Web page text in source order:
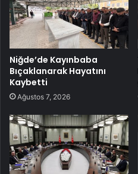
Niğde’de Kayınbaba
Bıçaklanarak Hayatını
Kaybetti
Ağustos 7, 2026